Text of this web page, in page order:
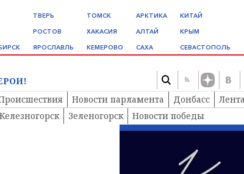
ТВЕРЬ
РОСТОВ
ЯРОСЛАВЛЬ
ТОМСК
ХАКАСИЯ
КЕМЕРОВО
АРКТИКА
АЛТАЙ
САХА
КИТАЙ
КРЫМ
СЕВАСТОПОЛЬ
Новости парламента Донбасс
Зеленогорск Новости победы